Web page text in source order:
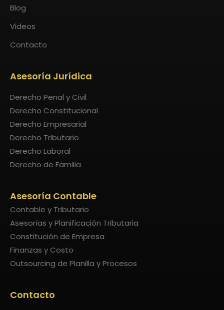
Blog
Videos
Contacto
Asesoría Jurídica
Derecho Penal y Civil
Derecho Constitucional
Derecho Empresarial
Derecho Tributario
Derecho Laboral
Derecho de Familia
Asesoría Contable
Contable y Tributario
Asesorías y Planificación Tributaria
Constitución de Empresa
Finanzas y Costo
Outsourcing de Planilla y Procesos
Contacto